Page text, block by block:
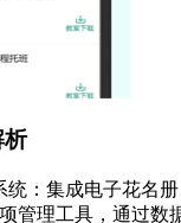
析
统：集成电子花名
管理工具，通过数